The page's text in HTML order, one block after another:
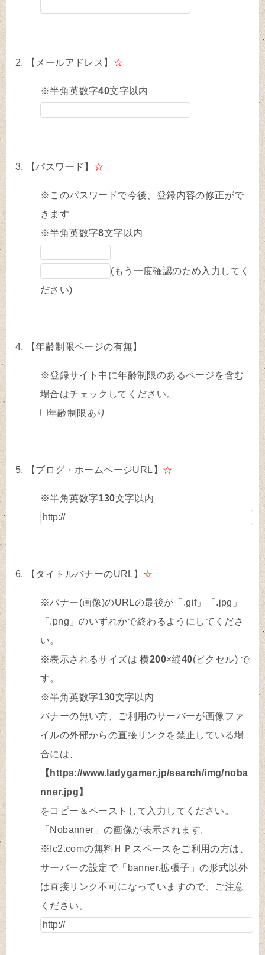
【メールアドレス】 ☆
※半角英数字40文字以内
【パスワード】 ☆
※このパスワードで今後、登録内容の修正がで
きます
※半角英数字8文字以内
(もう一度確認のため入力してく
ださい)
【年齢制限ページの有無】
※登録サイト中に年齢制限のあるページを含む
場合はチェックしてください。
年齢制限あり
【ブログ・ホームページURL】 ☆
※半角英数字130文字以内
【タイトルバナーのURL】 ☆
※バナー(画像)のURLの最後が「.gif」「.jpg」
「.png」のいずれかで終わるようにしてくださ
い。
※表示されるサイズは 横200×縦40(ピクセル) で
す。
※半角英数字130文字以内
バナーの無い方、ご利用のサーバーが画像ファ
イルの外部からの直接リンクを禁止している場
合には、
【https://www.ladygamer.jp/search/img/noba
nner.jpg】
をコピー＆ペーストして入力してください。
「Nobanner」の画像が表示されます。
※fc2.comの無料ＨＰスペースをご利用の方は、
サーバーの設定で「banner.拡張子」の形式以外
は直接リンク不可になっていますので、ご注意
ください。